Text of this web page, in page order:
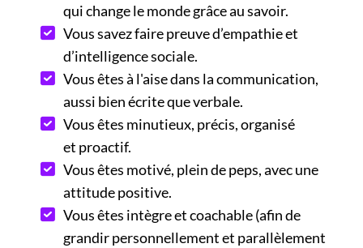
qui change le monde grâce au savoir.
Vous savez faire preuve d’empathie et
d’intelligence sociale.
Vous êtes à l'aise dans la communication,
aussi bien écrite que verbale.
Vous êtes minutieux, précis, organisé
et proactif.
Vous êtes motivé, plein de peps, avec une
attitude positive.
Vous êtes intègre et coachable (afin de
grandir personnellement et parallèlement